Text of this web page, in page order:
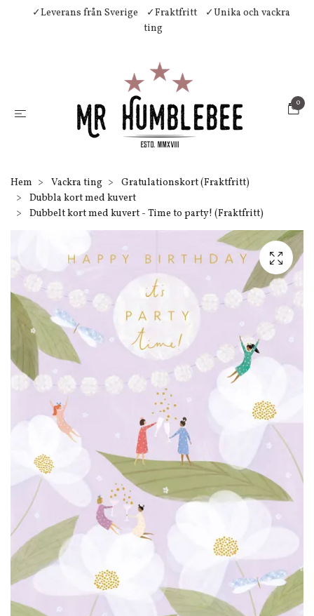
✓Leverans från Sverige ✓Fraktfritt
✓Unika och vackra
ting
0
Hem Vackra ting
Gratulationskort (Fraktfritt)
Dubbla kort med kuvert
Dubbelt kort med kuvert - Time to party! (Fraktfritt)